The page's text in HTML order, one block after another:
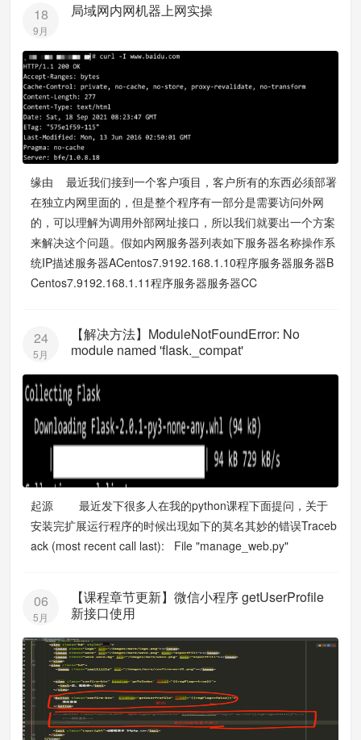
18
9月
局域网内网机器上网实操
缘由 最近我们接到一个客户项目，客户所有的东西必须部署
在独立内网里面的，但是整个程序有一部分是需要访问外网
的，可以理解为调用外部网址接口，所以我们就要出一个方案
来解决这个问题。假如内网服务器列表如下服务器名称操作系
统IP描述服务器ACentos7.9192.168.1.10程序服务器服务器B
Centos7.9192.168.1.11程序服务器服务器CC
24
5月
【解决方法】ModuleNotFoundError: No
module named 'flask._compat'
起源 最近发下很多人在我的python课程下面提问，关于
安装完扩展运行程序的时候出现如下的莫名其妙的错误Traceb
ack (most recent call last): File "manage_web.py"
06
5月
【课程章节更新】微信小程序 getUserProfile
新接口使用